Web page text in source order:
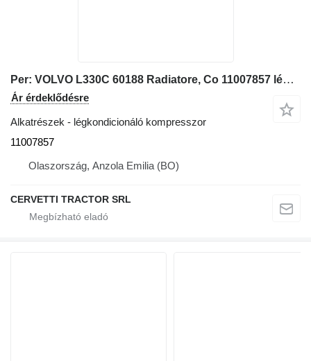
Per: VOLVO L330C 60188 Radiatore, Co 11007857 légkondicionáló kompresszor Volvo L330C kerekes rakodó-hoz
Ár érdeklődésre
Alkatrészek - légkondicionáló kompresszor
11007857
Olaszország, Anzola Emilia (BO)
CERVETTI TRACTOR SRL